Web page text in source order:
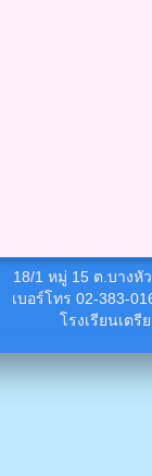
18/1 หมู่ 15 ต.บางหั
เบอร์โทร 02-383-
โรงเรียนเต